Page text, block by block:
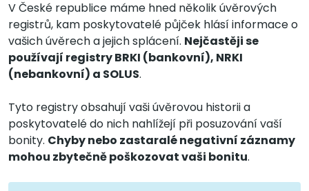
V České republice máme hned několik úvěrových
registrů, kam poskytovatelé půjček hlásí informace o
vašich úvěrech a jejich splácení. Nejčastěji se
používají registry BRKI (bankovní), NRKI
(nebankovní) a SOLUS.
Tyto registry obsahují vaši úvěrovou historii a
poskytovatelé do nich nahlížejí při posuzování vaší
bonity. Chyby nebo zastaralé negativní záznamy
mohou zbytečně poškozovat vaši bonitu.